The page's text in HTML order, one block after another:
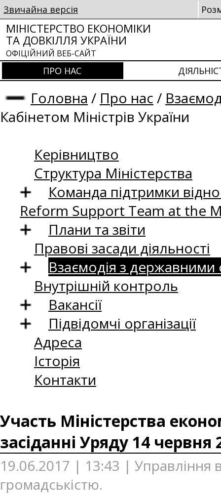
Звичайна версія
МІНІСТЕРСТВО ЕКОНОМІКИ
ТА ДОВКІЛЛЯ УКРАЇНИ
ОФІЦІЙНИЙ ВЕБ-САЙТ
ПРО НАС
Головна / Про нас /
Кабінетом Міністрів України
Керівництво
Структура Міністерства
Команда підтримки
Reform Support Team at the
Плани та звіти
Правові засади діяльності
Взаємодія з
Внутрішній контроль
Вакансії
Підвідомчі організації
Адреса
Історія
Контакти
Участь Міністерства
засіданні Уряду 14 червня
19.06.2017 | 13:43 | Управління
громадськістю.